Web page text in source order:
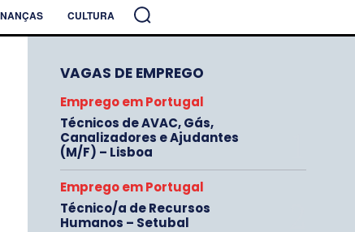
CULTURA
VAGAS DE EMPREGO
Emprego em Portugal
Técnicos de AVAC, Gás,
Canalizadores e Ajudantes
(M/F) – Lisboa
Emprego em Portugal
Técnico/a de Recursos
Humanos – Setubal